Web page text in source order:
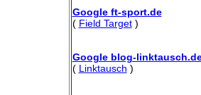
Google ft-sport.de
( Field Target)
Google blog-
( Linktausch )